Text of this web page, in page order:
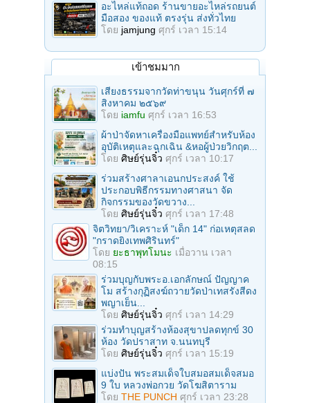
อะไหล่แท้ถอด ร้านขายอะไหล่รถยนต์
มือสอง ของแท้ ตรงรุ่น ส่งทั่วไทย
โดย jamjung ศุกร์ เวลา 15:14
เข้าชมมาก
เสียงธรรมจากวัดท่าขนุน วันศุกร์ที่ ๗
สิงหาคม ๒๕๖๙
โดย iamfu ศุกร์ เวลา 16:53
ผ้าป่าจัดหาเครื่องมือแพทย์สำหรับห้อง
อุบัติเหตุและฉุกเฉิน &หอผู้ป่วยวิกฤต...
โดย ศิษย์รุ่นจิ๋ว ศุกร์ เวลา 10:17
ร่วมสร้างศาลาเอนกประสงค์ ใช้
ประกอบพิธีกรรมทางศาสนา จัด
กิจกรรมของวัดขวาง...
โดย ศิษย์รุ่นจิ๋ว ศุกร์ เวลา 17:48
จิตวิทยา/วิเคราะห์ "เด็ก 14" ก่อเหตุสลด
"กราดยิงเทพศิรินทร์"
โดย ยะธาพุทโมนะ เมื่อวาน เวลา
08:15
ร่วมบุญกับพระอ.เอกลักษณ์ ปัญญาค
โม สร้างกุฏิสงฆ์ถวายวัดป่าเทสรังสีดง
พญาเย็น...
โดย ศิษย์รุ่นจิ๋ว ศุกร์ เวลา 14:29
ร่วมทําบุญสร้างห้องสุขาปลดทุกข์ 30
ห้อง วัดปราสาท จ.นนทบุรี
โดย ศิษย์รุ่นจิ๋ว ศุกร์ เวลา 15:19
แบ่งปัน พระสมเด็จใบสมอสมเด็จสมอ
9 ใบ หลวงพ่อกวย วัดโฆสิตาราม
โดย THE PUNCH ศุกร์ เวลา 23:28